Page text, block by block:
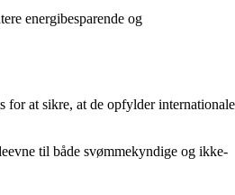
energibesparende og
for at sikre, at de opfylder internationale
til både svømmekyndige og ikke-